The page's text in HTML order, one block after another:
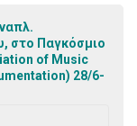
στο Παγκόσμιο
of Music
28/6-